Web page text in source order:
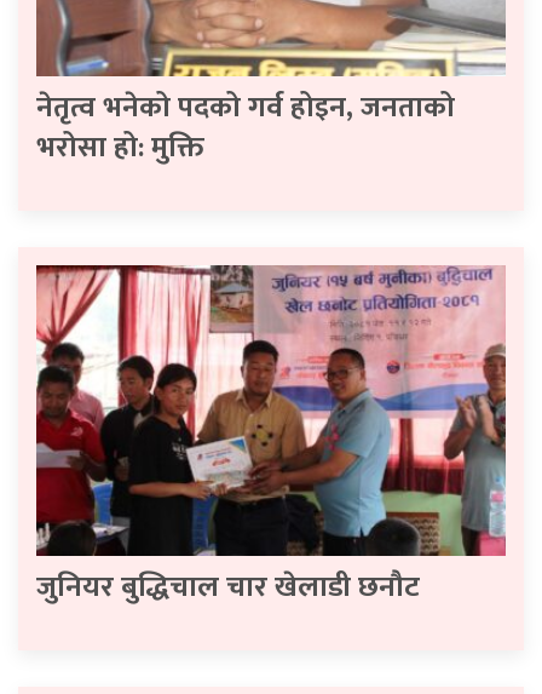
नेतृत्व भनेको पदको गर्व होइन, जनताको
भरोसा हो: मुक्ति
जुनियर बुद्धिचाल चार खेलाडी छनौट